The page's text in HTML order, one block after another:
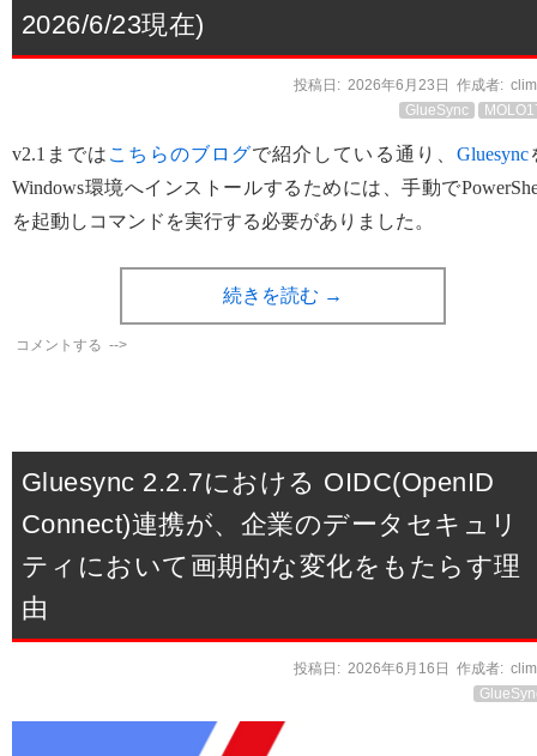
2026/6/23現在)
投稿日: 2026年6月23日 作成者:
GlueSync
v2.1までは こちらのブログで紹介している通り、 Gluesync
Windows環境へインストールするためには、手動で
を起動しコマンドを実行する必要がありました。
続きを読む →
コメントする -->
Gluesync 2.2.7における OIDC(OpenID
Connect)連携が、企業のデータセキュリ
ティにおいて画期的な変化をもたらす理
由
投稿日: 2026年6月16日 作成者: